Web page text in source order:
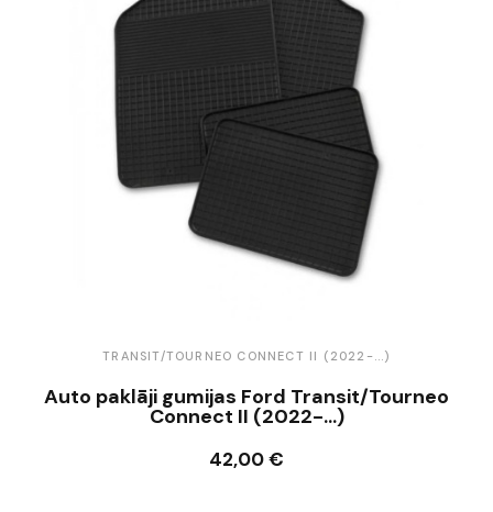
TRANSIT/TOURNEO CONNECT II (2022-...)
Auto paklāji gumijas Ford Transit/Tourneo
Connect II (2022-...)
42,00 €
Ielikt grozā